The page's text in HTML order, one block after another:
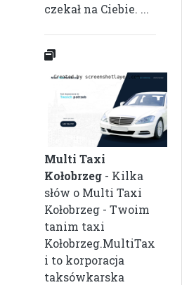
czekał na Ciebie. ...
Multi Taxi
Kołobrzeg - Kilka
słów o Multi Taxi
Kołobrzeg - Twoim
tanim taxi
Kołobrzeg.MultiTax
i to korporacja
taksówkarska